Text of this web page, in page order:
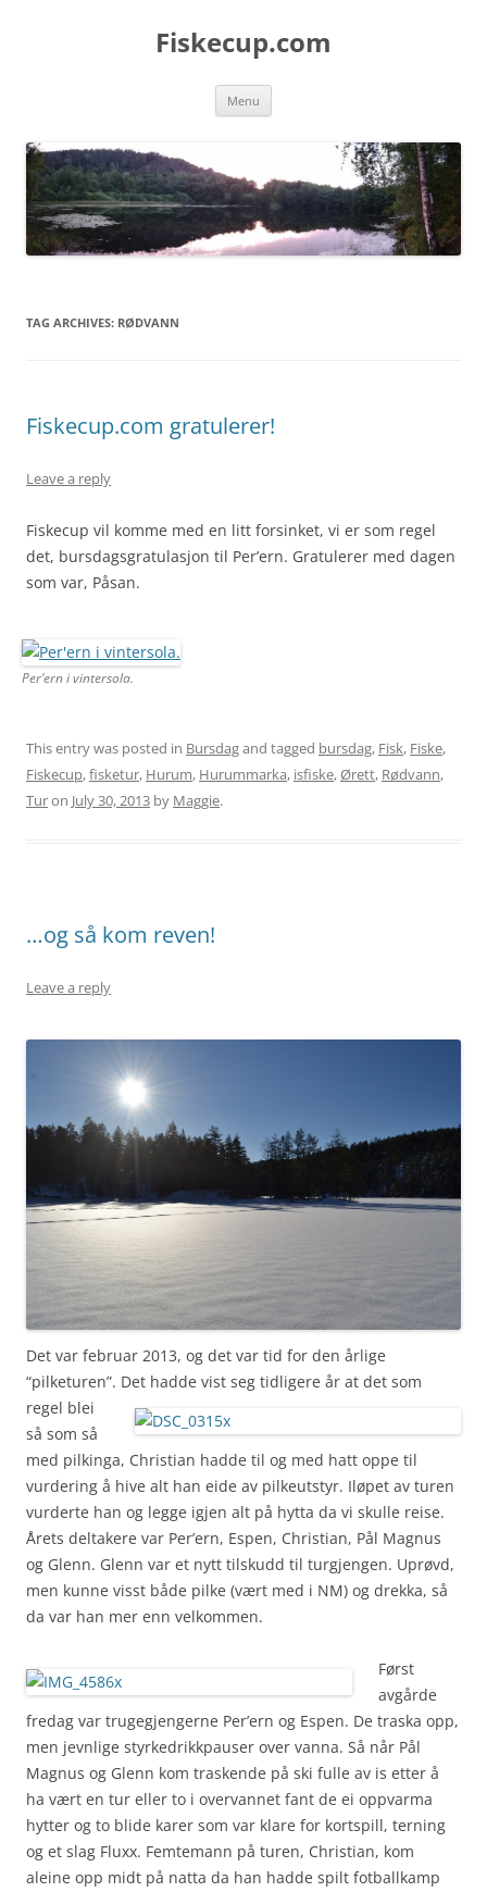
Fiskecup.com
Menu
TAG ARCHIVES: RØDVANN
Fiskecup.com gratulerer!
Leave a reply
Fiskecup vil komme med en litt forsinket, vi er som regel
det, bursdagsgratulasjon til Per’ern. Gratulerer med dagen
som var, Påsan.
Per’ern i vintersola.
This entry was posted in Bursdagand tagged bursdag, Fisk, Fiske,
Fiskecup,fisketur, Hurum, Hurummarka, isfiske,Ørett, Rødvann,
Turon July 30, 2013 by Maggie.
…og så kom reven!
Leave a reply
Det var februar 2013, og det var tid for den årlige
“pilketuren”. Det hadde vist seg tidligere år at det som
regel blei
så som så
med pilkinga, Christian hadde til og med hatt oppe til
vurdering å hive alt han eide av pilkeutstyr. Iløpet av turen
vurderte han og legge igjen alt på hytta da vi skulle reise.
Årets deltakere var Per’ern, Espen, Christian, Pål Magnus
og Glenn. Glenn var et nytt tilskudd til turgjengen. Uprøvd,
men kunne visst både pilke (vært med i NM) og drekka, så
da var han mer enn velkommen.
Først
avgårde
fredag var trugegjengerne Per’ern og Espen. De traska opp,
men jevnlige styrkedrikkpauser over vanna. Så når Pål
Magnus og Glenn kom traskende på ski fulle av is etter å
ha vært en tur eller to i overvannet fant de ei oppvarma
hytter og to blide karer som var klare for kortspill, terning
og et slag Fluxx. Femtemann på turen, Christian, kom
aleine opp midt på natta da han hadde spilt fotballkamp